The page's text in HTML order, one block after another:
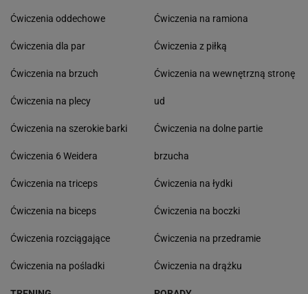
Ćwiczenia oddechowe
Ćwiczenia dla par
Ćwiczenia na brzuch
Ćwiczenia na plecy
Ćwiczenia na szerokie barki
Ćwiczenia 6 Weidera
Ćwiczenia na triceps
Ćwiczenia na biceps
Ćwiczenia rozciągające
Ćwiczenia na pośladki
Ćwiczenia na ramiona
Ćwiczenia z piłką
Ćwiczenia na wewnętrzną stronę
ud
Ćwiczenia na dolne partie
brzucha
Ćwiczenia na łydki
Ćwiczenia na boczki
Ćwiczenia na przedramie
Ćwiczenia na drążku